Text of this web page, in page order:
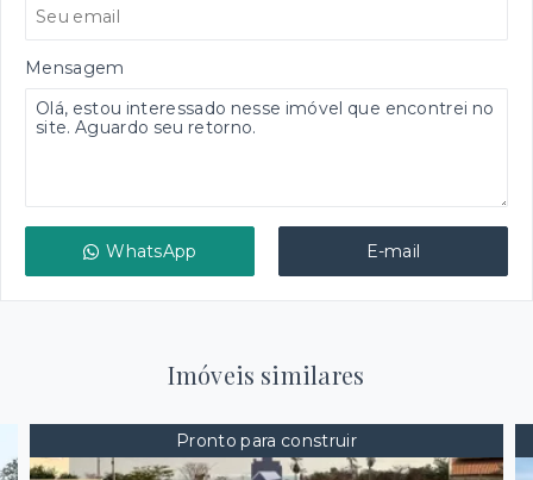
Mensagem
WhatsApp E-mail
Imóveis similares
Pronto para construir